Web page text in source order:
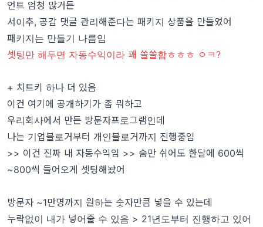
언트 엄청 많거든
서이추, 공감 댓글 관리해준다는 패키지 상품을 만들었어
패키지는 만들기 나름임
셋팅만 해두면 자동수익이라 꽤 쏠쏠함ㅎㅎㅎ ㅇㅋ?
+ 치트키 하나 더 있음
이건 여기에 공개하기가 좀 뭐하고
우리회사에서 만든 방문자프로그램인데
나는 기업블로거부터 개인블로거까지 진행중임
>> 이건 진짜 내 자동수익임 >> 숨만 쉬어도 한달에 600씩
~800씩 들어오게 셋팅해놨어
방문자 ~1만명까지 원하는 숫자만큼 넣을 수 있는데
누락없이 내가 넣어줄 수 있음 > 21년도부터 진행하고 있어